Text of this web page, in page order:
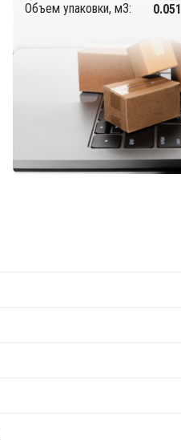
Объем упаковки, м3:
0.051